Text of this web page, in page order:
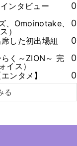
ンタビュー
0
、Omoinotake、
）
0
した初出場組
0
らく～ZION～ 完
ス）
0
ンタメ】 0
る